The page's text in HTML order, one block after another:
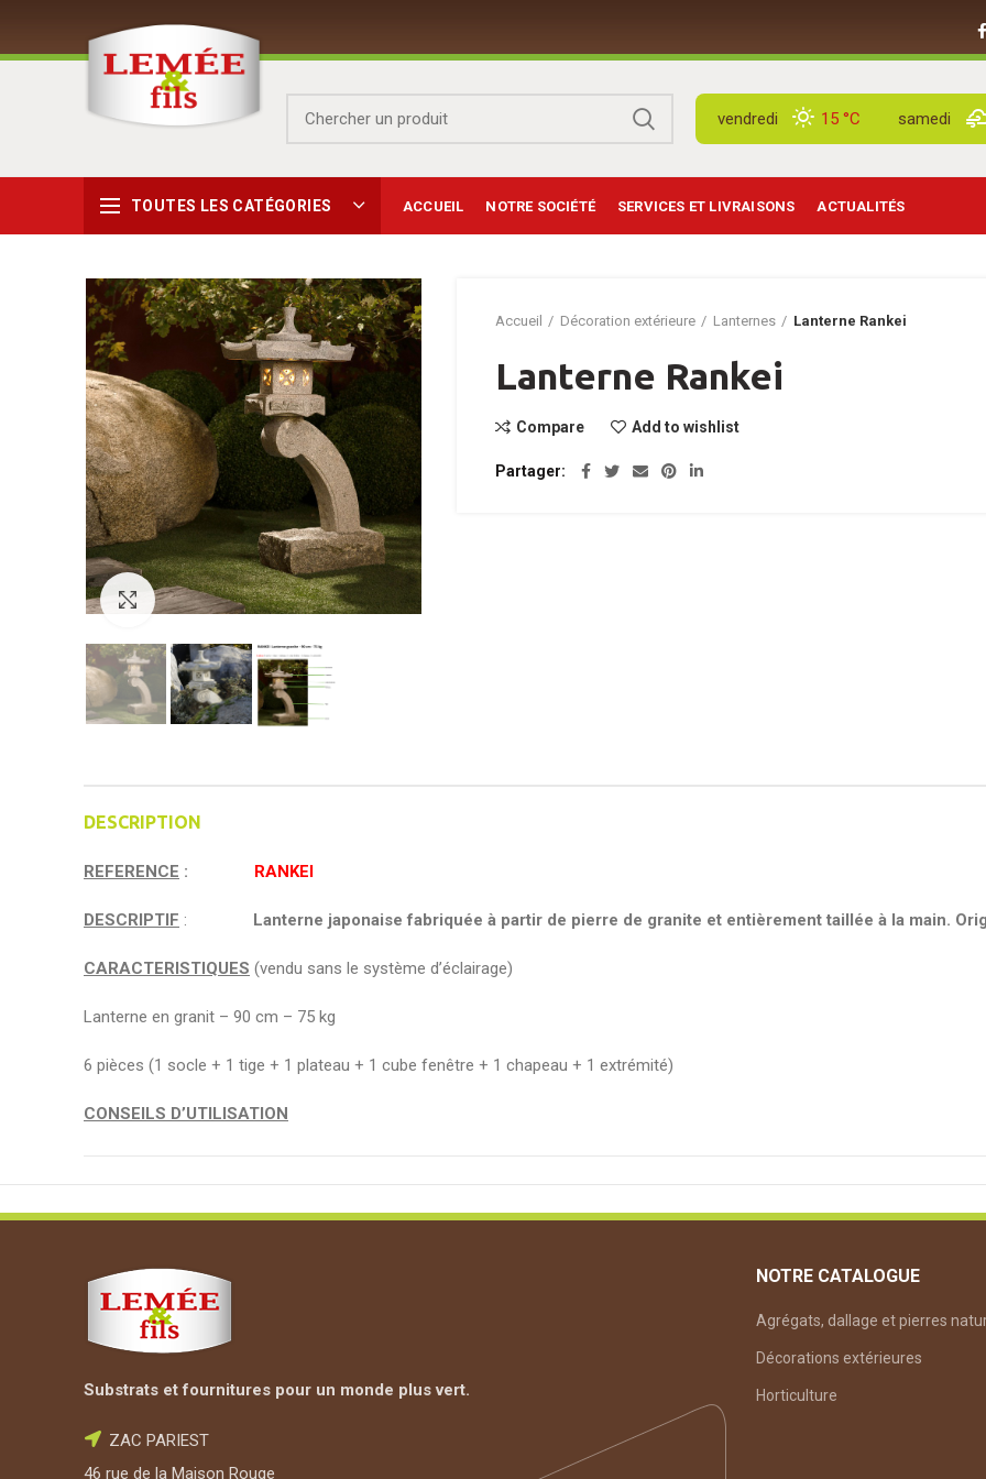
vendredi 15 °C samedi
TOUTES LES CATÉGORIES ACCUEIL NOTRE SOCIÉTÉ SERVICES ET LIVRAISONS ACTUALITÉS
Click to enlarge
Accueil Décoration extérieure Lanternes Lanterne Rankei
Lanterne Rankei
Compare Add to wishlist
Partager
DESCRIPTION
REFERENCE : RANKEI
DESCRIPTIF : Lanterne japonaise fabriquée à partir de pierre de granite et entièrement taillée à la main.
CARACTERISTIQUES (vendu sans le système d’éclairage)
Lanterne en granit – 90 cm – 75 kg
6 pièces (1 socle + 1 tige + 1 plateau + 1 cube fenêtre + 1 chapeau + 1 extrémité)
CONSEILS D’UTILISATION
Penser à coller les pièces entre elles pour éviter les chutes.
Substrats et fournitures pour un monde plus vert.
ZAC PARIEST
46 rue de la Maison Rouge
NOTRE CATALOGUE
Agrégats, dallage et pierres
Décorations extérieures
Horticulture